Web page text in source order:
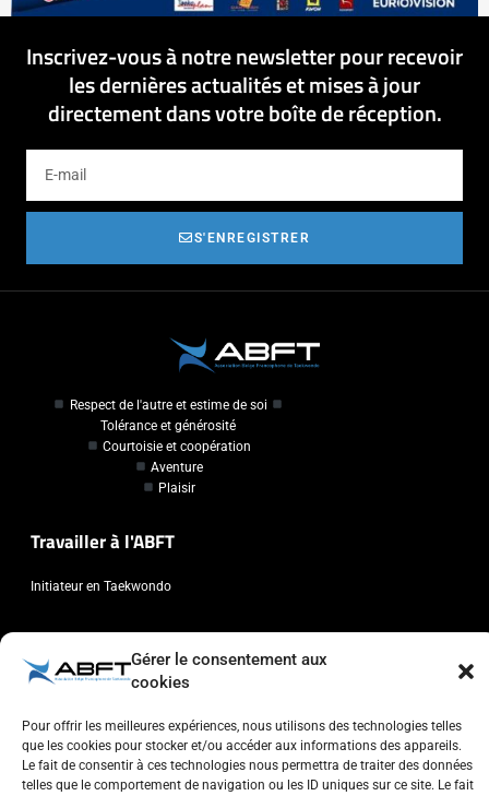
Gérer le consentement aux
cookies
Pour offrir les meilleures expériences, nous utilisons des technologies telles
que les cookies pour stocker et/ou accéder aux informations des appareils.
Le fait de consentir à ces technologies nous permettra de traiter des données
telles que le comportement de navigation ou les ID uniques sur ce site. Le fait
Inscrivez-vous à notre newsletter pour recevoir
les dernières actualités et mises à jour
directement dans votre boîte de réception.
S'ENREGISTRER
Respect de l'autre et estime de soi
Tolérance et générosité
Courtoisie et coopération
Aventure
Plaisir
Travailler à l'ABFT
Initiateur en Taekwondo
Contact
Association Belge Francophone de Taekwondo
info@abft.be
+32 (0)2 347 34 77